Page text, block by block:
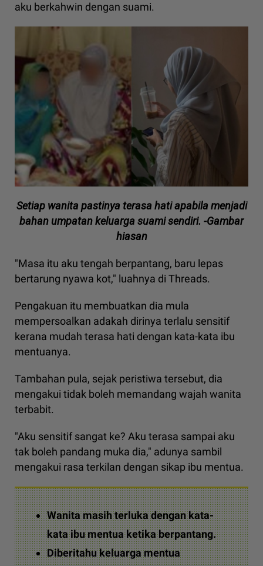
aku berkahwin dengan suami.
Setiap wanita pastinya terasa hati apabila menjadi
bahan umpatan keluarga suami sendiri. -Gambar
hiasan
"Masa itu aku tengah berpantang, baru lepas
bertarung nyawa kot," luahnya di Threads.
Pengakuan itu membuatkan dia mula
mempersoalkan adakah dirinya terlalu sensitif
kerana mudah terasa hati dengan kata-kata ibu
mentuanya.
Tambahan pula, sejak peristiwa tersebut, dia
mengakui tidak boleh memandang wajah wanita
terbabit.
"Aku sensitif sangat ke? Aku terasa sampai aku
tak boleh pandang muka dia," adunya sambil
mengakui rasa terkilan dengan sikap ibu mentua.
Wanita masih terluka dengan kata-
kata ibu mentua ketika berpantang.
Diberitahu keluarga mentua